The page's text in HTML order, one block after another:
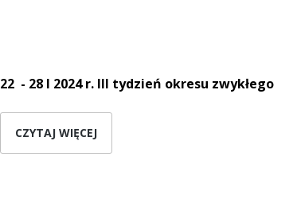
22 - 28 I 2024 r. III tydzień okresu zwykłego
CZYTAJ WIĘCEJ